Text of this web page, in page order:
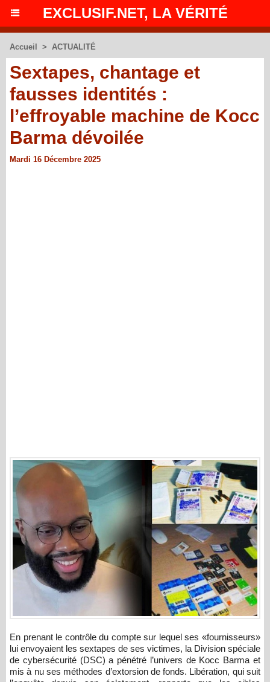
EXCLUSIF.NET, LA VÉRITÉ
Accueil > ACTUALITÉ
Sextapes, chantage et
fausses identités :
l’effroyable machine de Kocc
Barma dévoilée
Mardi 16 Décembre 2025
En prenant le contrôle du compte sur lequel ses «fournisseurs»
lui envoyaient les sextapes de ses victimes, la Division spéciale
de cybersécurité (DSC) a pénétré l’univers de Kocc Barma et
mis à nu ses méthodes d’extorsion de fonds. Libération, qui suit